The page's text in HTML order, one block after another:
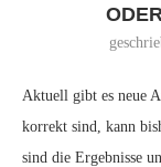
Aktuell gibt es neue
korrekt sind, kann
sind die Ergebnisse